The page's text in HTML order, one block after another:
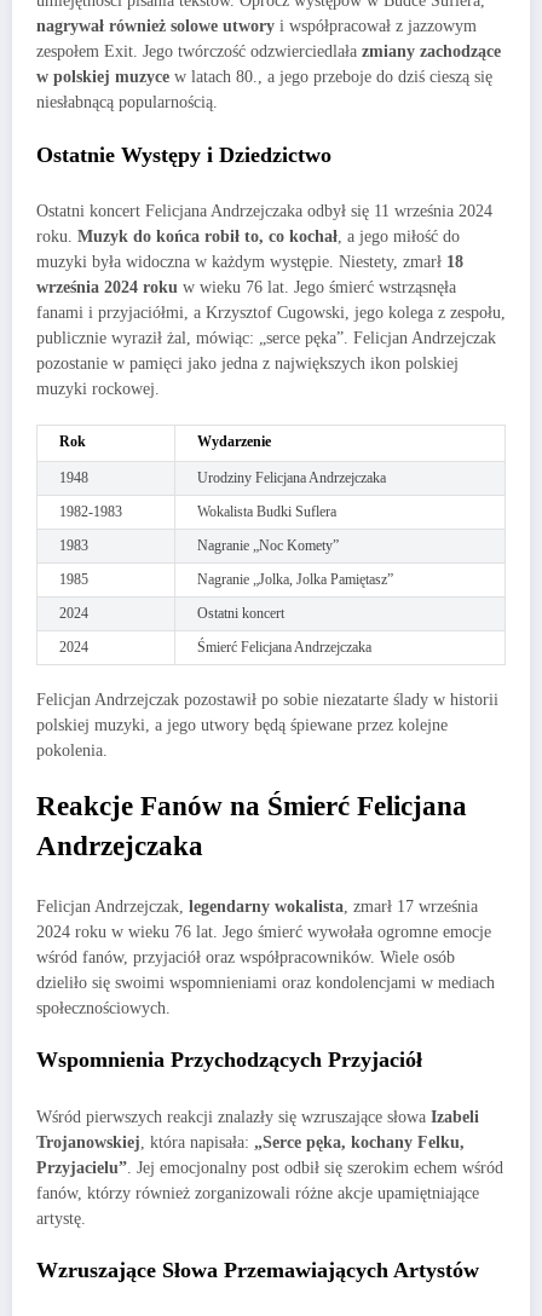
nagrywał również solowe utwory i współpracował z jazzowym
zespołem Exit. Jego twórczość odzwierciedlała zmiany zachodzące
w polskiej muzyce w latach 80., a jego przeboje do dziś cieszą się
niesłabnącą popularnością.
Ostatnie Występy i Dziedzictwo
Ostatni koncert Felicjana Andrzejczaka odbył się 11 września 2024
roku. Muzyk do końca robił to, co kochał, a jego miłość do
muzyki była widoczna w każdym występie. Niestety, zmarł 18
września 2024 roku w wieku 76 lat. Jego śmierć wstrząsnęła
fanami i przyjaciółmi, a Krzysztof Cugowski, jego kolega z zespołu,
publicznie wyraził żal, mówiąc: „serce pęka”. Felicjan Andrzejczak
pozostanie w pamięci jako jedna z największych ikon polskiej
muzyki rockowej.
Rok Wydarzenie
1948
Urodziny Felicjana Andrzejczaka
1982-1983
Wokalista Budki Suflera
1983
Nagranie „Noc Komety”
1985
Nagranie „Jolka, Jolka Pamiętasz”
2024
Ostatni koncert
2024
Śmierć Felicjana Andrzejczaka
Felicjan Andrzejczak pozostawił po sobie niezatarte ślady w historii
polskiej muzyki, a jego utwory będą śpiewane przez kolejne
pokolenia.
Reakcje Fanów na Śmierć Felicjana
Andrzejczaka
Felicjan Andrzejczak, legendarny wokalista , zmarł 17 września
2024 roku w wieku 76 lat. Jego śmierć wywołała ogromne emocje
wśród fanów, przyjaciół oraz współpracowników. Wiele osób
dzieliło się swoimi wspomnieniami oraz kondolencjami w mediach
społecznościowych.
Wspomnienia Przychodzących Przyjaciół
Wśród pierwszych reakcji znalazły się wzruszające słowa Izabeli
Trojanowskiej , która napisała: „Serce pęka, kochany Felku,
Przyjacielu” . Jej emocjonalny post odbił się szerokim echem wśród
fanów, którzy również zorganizowali różne akcje upamiętniające
artystę.
Wzruszające Słowa Przemawiających Artystów